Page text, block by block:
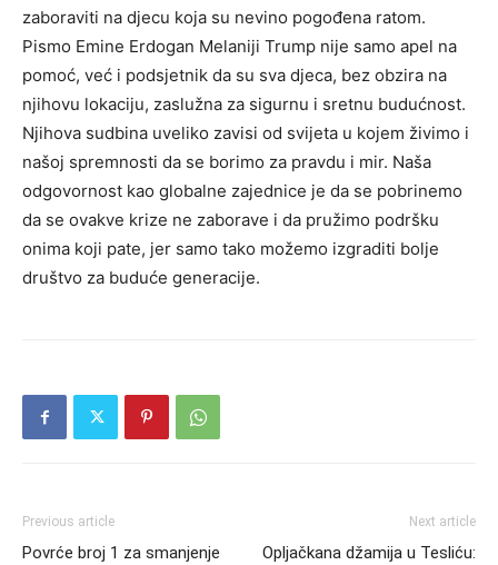
zaboraviti na djecu koja su nevino pogođena ratom.
Pismo Emine Erdogan Melaniji Trump nije samo apel na
pomoć, već i podsjetnik da su sva djeca, bez obzira na
njihovu lokaciju, zaslužna za sigurnu i sretnu budućnost.
Njihova sudbina uveliko zavisi od svijeta u kojem živimo i
našoj spremnosti da se borimo za pravdu i mir. Naša
odgovornost kao globalne zajednice je da se pobrinemo
da se ovakve krize ne zaborave i da pružimo podršku
onima koji pate, jer samo tako možemo izgraditi bolje
društvo za buduće generacije.
Previous article
Povrće broj 1 za smanjenje
Next article
Opljačkana džamija u Tesliću: